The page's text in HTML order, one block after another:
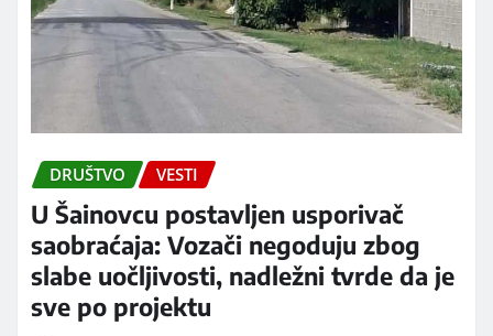
DRUŠTVO VESTI
U Šainovcu postavljen usporivač
saobraćaja: Vozači negoduju zbog
slabe uočljivosti, nadležni tvrde da je
sve po projektu